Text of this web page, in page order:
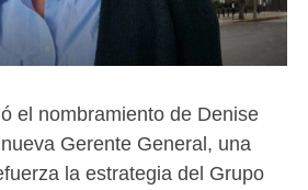
el nombramiento de Denise
Gerente General, una
la estrategia del Grupo